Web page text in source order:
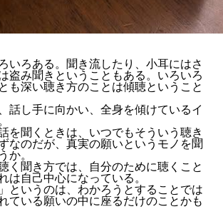
いろある。聞き流したり、小耳にはさ
盗み聞きということもある。いろいろ
も深い聴き方のことは傾聴ということ
話し手に向かい、全身を傾けているイ
を聞くときは、いつでもそういう聴き
なのだが、真実の願いというモノを聞
か。
く聞き方では、自分のために聴くこと
は自己中心になっている。
というのは、わかろうとすることでは
ている願いの中に座るだけのことかも